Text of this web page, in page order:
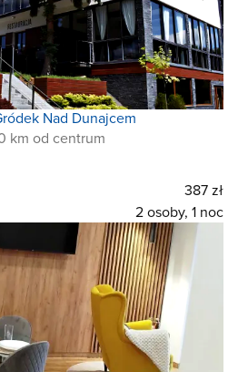
Nad Dunajcem
km od centrum
387 zł
2 osoby, 1 noc